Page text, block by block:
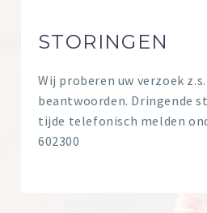
STORINGEN
Wij proberen uw verzoek
beantwoorden. Dringende
tijde telefonisch melden
602300